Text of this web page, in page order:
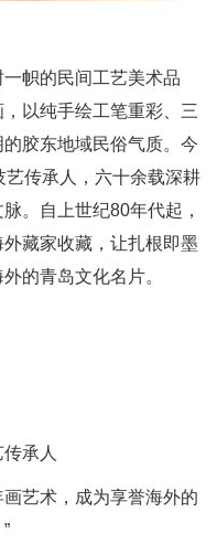
帜的民间工艺美术品
以纯手绘工笔重彩、三
胶东地域民俗气质。今
传承人，六十余载深耕
。自上世纪80年代起，
藏家收藏，让扎根即墨
的青岛文化名片。
承人
艺术，成为享誉海外的